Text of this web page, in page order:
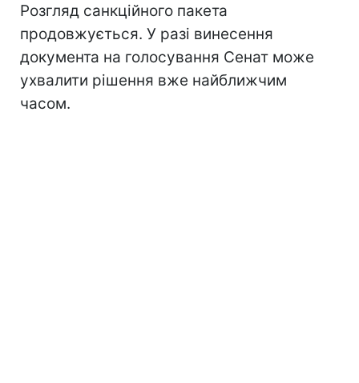
Розгляд санкційного пакета
продовжується. У разі винесення
документа на голосування Сенат може
ухвалити рішення вже найближчим
часом.